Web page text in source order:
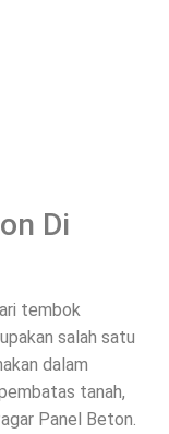
Di
tembok
salah satu
dalam
tanah,
Panel Beton.